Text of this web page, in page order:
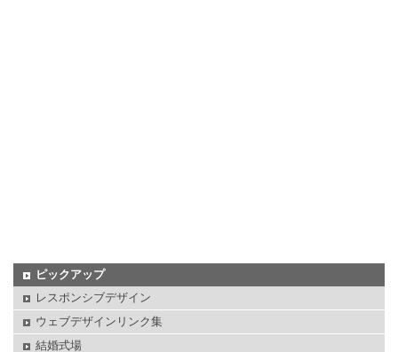
ピックアップ
レスポンシブデザイン
ウェブデザインリンク集
結婚式場